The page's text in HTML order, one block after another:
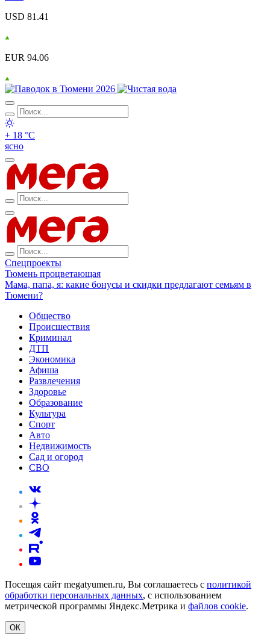
USD 81.41
EUR 94.06
+ 18 °С
ясно
Спецпроекты
Тюмень процветающая
Мама, папа, я: какие бонусы и скидки предлагают семьям в
Тюмени?
Общество
Происшествия
Криминал
ДТП
Экономика
Афиша
Развлечения
Здоровье
Образование
Культура
Спорт
Авто
Недвижимость
Сад и огород
СВО
Посещая сайт megatyumen.ru, Вы соглашаетесь с политикой
обработки персональных данных, с использованием
метрической программы Яндекс.Метрика и файлов cookie.
ОК